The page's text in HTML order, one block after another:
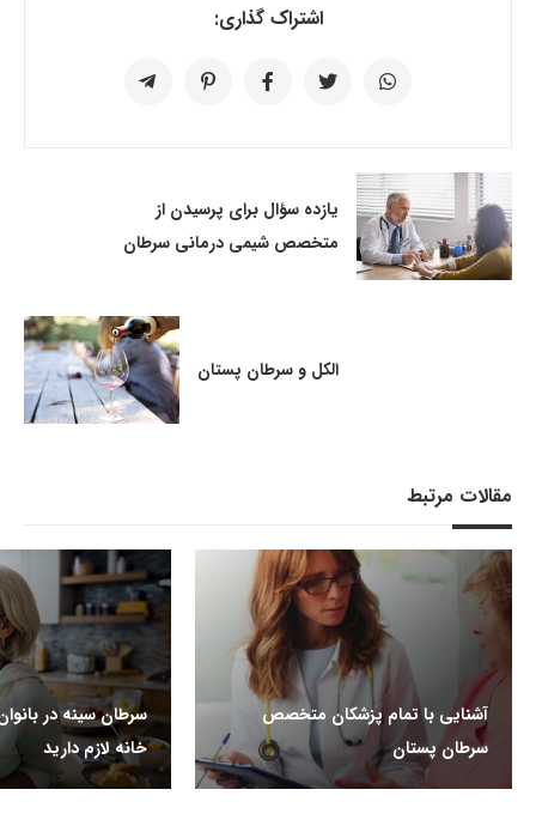
اشتراک گذاری:
یازده سؤال برای پرسیدن از
متخصص شیمی درمانی سرطان
الکل و سرطان پستان
مقالات مرتبط
آشنایی با تمام پزشکان متخصص
سرطان پستان
سرطان سینه در
خانه لازم دارید